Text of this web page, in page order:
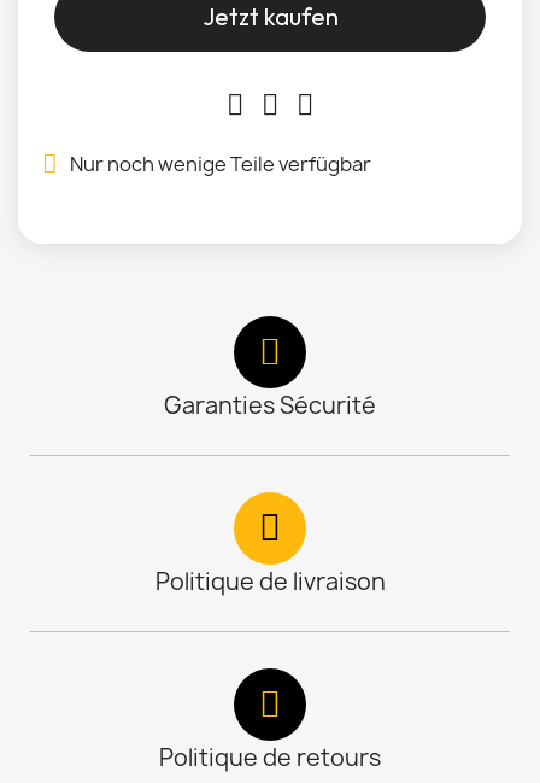
Jetzt kaufen
Nur noch wenige Teile verfügbar
Garanties Sécurité
Politique de livraison
Politique de retours